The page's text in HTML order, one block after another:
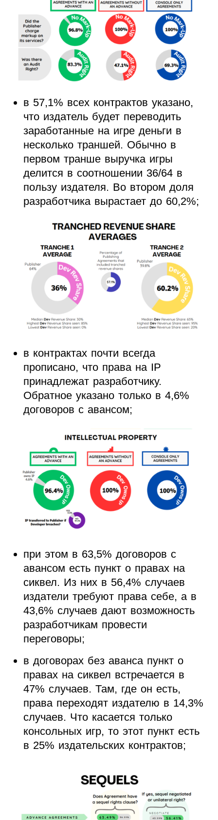
в 57,1% всех контрактов указано,
что издатель будет переводить
заработанные на игре деньги в
несколько траншей. Обычно в
первом транше выручка игры
делится в соотношении 36/64 в
пользу издателя. Во втором доля
разработчика вырастает до 60,2%;
в контрактах почти всегда
прописано, что права на IP
принадлежат разработчику.
Обратное указано только в 4,6%
договоров с авансом;
при этом в 63,5% договоров с
авансом есть пункт о правах на
сиквел. Из них в 56,4% случаев
издатели требуют права себе, а в
43,6% случаев дают возможность
разработчикам провести
переговоры;
в договорах без аванса пункт о
правах на сиквел встречается в
47% случаев. Там, где он есть,
права переходят издателю в 14,3%
случаев. Что касается только
консольных игр, то этот пункт есть
в 25% издательских контрактов;